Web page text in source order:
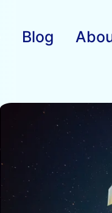
Blog